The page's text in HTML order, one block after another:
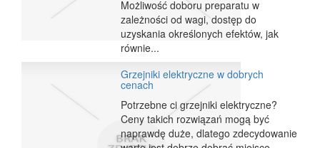
Możliwość doboru preparatu w
zależności od wagi, dostęp do
uzyskania określonych efektów, jak
równie...
Grzejniki elektryczne w dobrych
cenach
Potrzebne ci grzejniki elektryczne?
Ceny takich rozwiązań mogą być
naprawdę duże, dlatego zdecydowanie